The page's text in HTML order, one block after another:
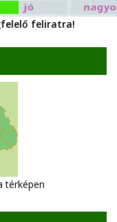
feliratra!
térképen